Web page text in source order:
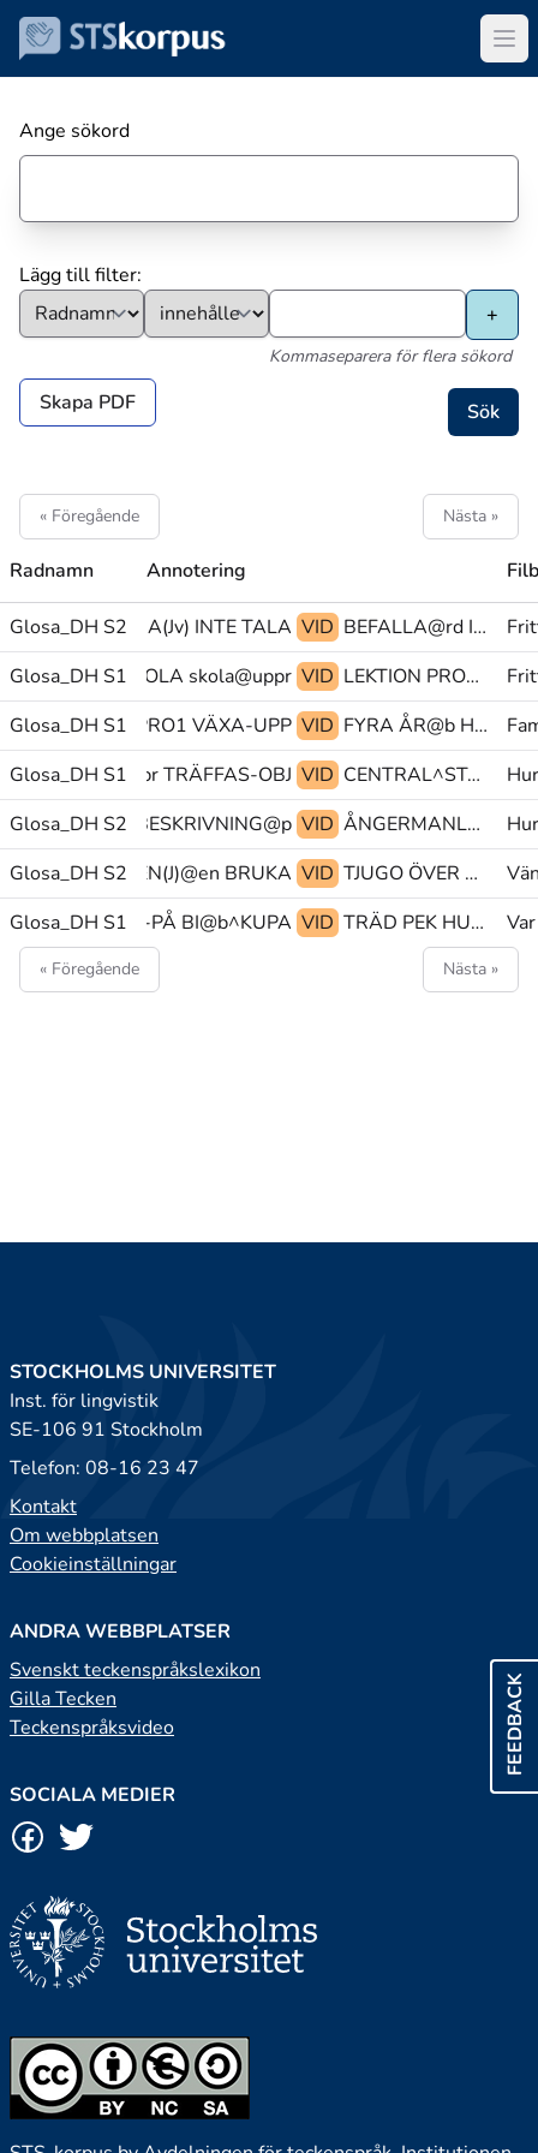
Ange sökord
Lägg till filter:
Kommaseparera för flera sökord
Skapa PDF
« Föregående Nästa »
Radnamn Annotering
Glosa_DH S2
ACCEPTERA(Jv) INTE TALA VID BEFALLA@rd INTE PRO1
Glosa_DH S1
GÅ-IN(L) SKOLA skola@uppr VID LEKTION PRO1 SITTA(SS)-RUNT.FL
Glosa_DH S1
HÖRANDE PRO1 VÄXA-UPP VID FYRA ÅR@b HJÄRNA(Jvs)^HINNEINFLAMMATION@b
Glosa_DH S1
PERSREF1@pr TRÄFFAS-OBJ VID CENTRAL^STATION LEDSAGA KOMMA-HIT(Lb)
Glosa_DH S2
Ö FORM(L)+BESKRIVNING@p VID ÅNGERMANLAND^ÄLV(5)@en EN FORM(L)+BESKRIVNING@p
Glosa_DH S2
NYHET^TECKEN(J)@en BRUKA VID TJUGO ÖVER FEM
Glosa_DH S1
HUND FÅ-SYN-PÅ BI@b^KUPA VID TRÄD PEK HUND
« Föregående Nästa »
FEEDBACK
STOCKHOLMS UNIVERSITET
Inst. för lingvistik
SE-106 91 Stockholm
Telefon: 08-16 23 47
Kontakt
Om webbplatsen
Cookieinställningar
ANDRA WEBBPLATSER
Svenskt teckenspråkslexikon
Gilla Tecken
Teckenspråksvideo
SOCIALA MEDIER